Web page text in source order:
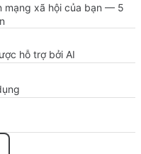
mạng xã hội của bạn — 5
hỗ trợ bởi AI